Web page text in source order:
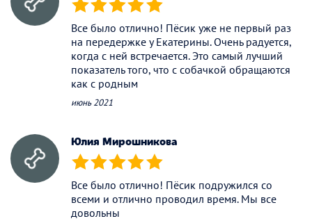
(*) (*) (*) (*) (*)
Все было отлично! Пёсик уже не первый раз
на передержке у Екатерины. Очень радуется,
когда с ней встречается. Это самый лучший
показатель того, что с собачкой обращаются
как с родным
июнь 2021
Юлия Мирошникова
(*) (*) (*) (*) (*)
Все было отлично! Пёсик подружился со
всеми и отлично проводил время. Мы все
довольны